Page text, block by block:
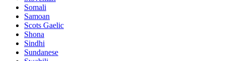
Somali
Samoan
Scots Gaelic
Shona
Sindhi
Sundanese